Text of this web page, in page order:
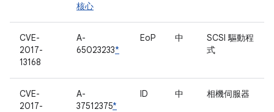
核心
CVE-
2017-
13168
A-
65023233*
EoP 中
SCSI 驅動程
式
CVE-
2017-
A-
37512375*
ID 中 相機伺服器